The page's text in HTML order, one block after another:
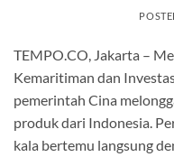
TEMPO.CO, Jakarta –
Kemaritiman dan
pemerintah Cina
produk dari Indonesia.
kala bertemu langsung